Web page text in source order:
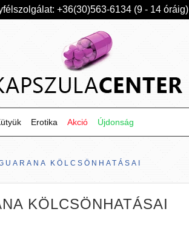
+36(30)563-6134 (9 - 14 óráig)
Erotika Akció Újdonság
KÖLCSÖNHATÁSAI
KÖLCSÖNHATÁSAI